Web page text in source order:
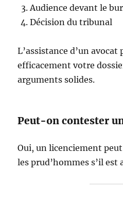
Audience devant le
Décision du tribunal
L’assistance d’un
efficacement votre
arguments solides.
Peut-on contester
Oui, un licenciement
les prud’hommes s’il